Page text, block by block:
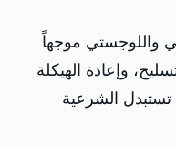
واللوجستي موجهاً
وإعادة الهيكلة
تستبدل الشرعية